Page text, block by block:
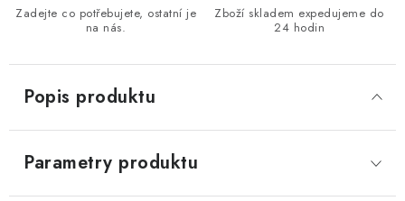
Zadejte co potřebujete, ostatní je
na nás.
Zboží skladem expedujeme do
24 hodin
Popis produktu
Parametry produktu